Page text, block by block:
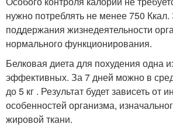
нужно потреблять не менее 750
поддержания жизнедеятельности
нормального функционирования.
Белковая диета для похудения одна
эффективных. За 7 дней можно в
до 5 кг . Результат будет зависеть от
особенностей организма,
жировой ткани.